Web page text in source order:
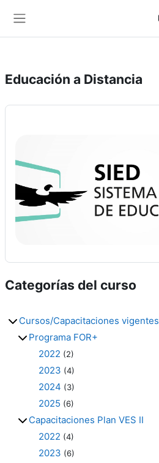
Salta al contenido principal
Educación a Distancia
Categorías del curso
Cursos/Capacitaciones vigentes
Programa FOR+
2022 (2)
2023 (4)
2024 (3)
2025 (6)
Capacitaciones Plan VES II
2022 (4)
2023 (6)